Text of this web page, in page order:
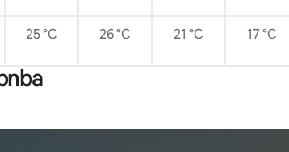
25 °C 26 °C 21 °C 17 °C